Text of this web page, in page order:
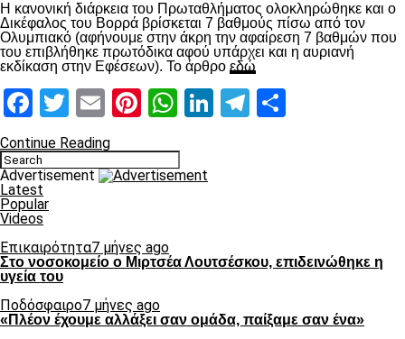
Η κανονική διάρκεια του Πρωταθλήματος ολοκληρώθηκε και ο
Δικέφαλος του Βορρά βρίσκεται 7 βαθμούς πίσω από τον
Ολυμπιακό (αφήνουμε στην άκρη την αφαίρεση 7 βαθμών που
του επιβλήθηκε πρωτόδικα αφού υπάρχει και η αυριανή
εκδίκαση στην Εφέσεων). Το άρθρο εδώ
Facebook
Twitter
EmailPinterest
WhatsApp
LinkedIn
Telegram
Continue Reading
Advertisement
Latest
Popular
Videos
Επικαιρότητα7 μήνες ago
Στο νοσοκομείο ο Μιρτσέα Λουτσέσκου, επιδεινώθηκε η
υγεία του
Ποδόσφαιρο7 μήνες ago
«Πλέον έχουμε αλλάξει σαν ομάδα, παίξαμε σαν ένα»